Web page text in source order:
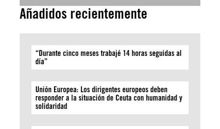
Añadidos recientemente
“Durante cinco meses trabajé 14 horas seguidas al
día”
Unión Europea: Los dirigentes europeos deben
responder a la situación de Ceuta con humanidad y
solidaridad